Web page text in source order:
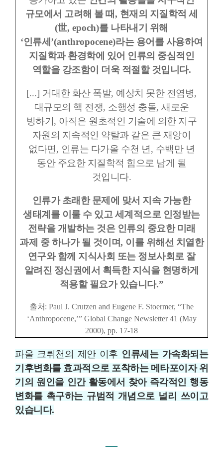
규모에서 고려해 볼 때, 현재의 지질학적 세
(世, epoch)를 나타내기 위해
‘인류세 ’(anthropocene)라는 용어를 사용하여
지질학과 환경학에 있어 인류의 중심적인
역할을 강조함이 더욱 적절할 것입니다.
[...] 거대한 화산 폭발, 예상치 못한 전염병,
대규모의 핵 전쟁, 소행성 충돌, 새로운
빙하기 , 아직은 원초적인 기술에 의한 지구
자원의 지속적인 약탈과 같은 큰 재앙이
없다면, 인류는 다가올 수천 년, 수백만 년
동안 주요한 지질학적 힘으로 남게 될
것입니다.
인류가 초래한 문제에 맞서 지속 가능한
생태계를 이룰 수 있고 세계적으로 인정받는
전략을 개발하는 것은 인류의 중요한 미래
과제 중 하나가 될 것이며, 이를 위해선 치열한
연구와 함께 지식사회 또는 정보사회로 잘
알려진 정신권에서 획득한 지식을 현명하게
적용할 필요가 있습니다.”
출처: Paul J. Crutzen and Eugene F. Stoermer, “The
‘Anthropocene,’” Global Change Newsletter 41 (May
2000), pp. 17-18
파울 크뤼천의 제안 이후 인류세는 가속화되는
기후변화를 효과적으로 포착하는 메타포이자 위
기의 원인을 인간 활동에서 찾아 즉각적인 행동
변화를 촉구하는 규범적 개념으로 널리 쓰이고
있습니다.
―